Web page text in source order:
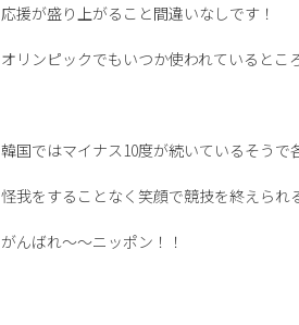
応援が盛り上がること間違いなしです！
オリンピックでもいつか使われているとこ
韓国ではマイナス10度が続いているそう
怪我をすることなく笑顔で競技を終えられ
がんばれ～～ニッポン！！